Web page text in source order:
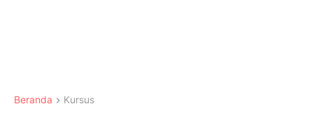
Beranda Kursus